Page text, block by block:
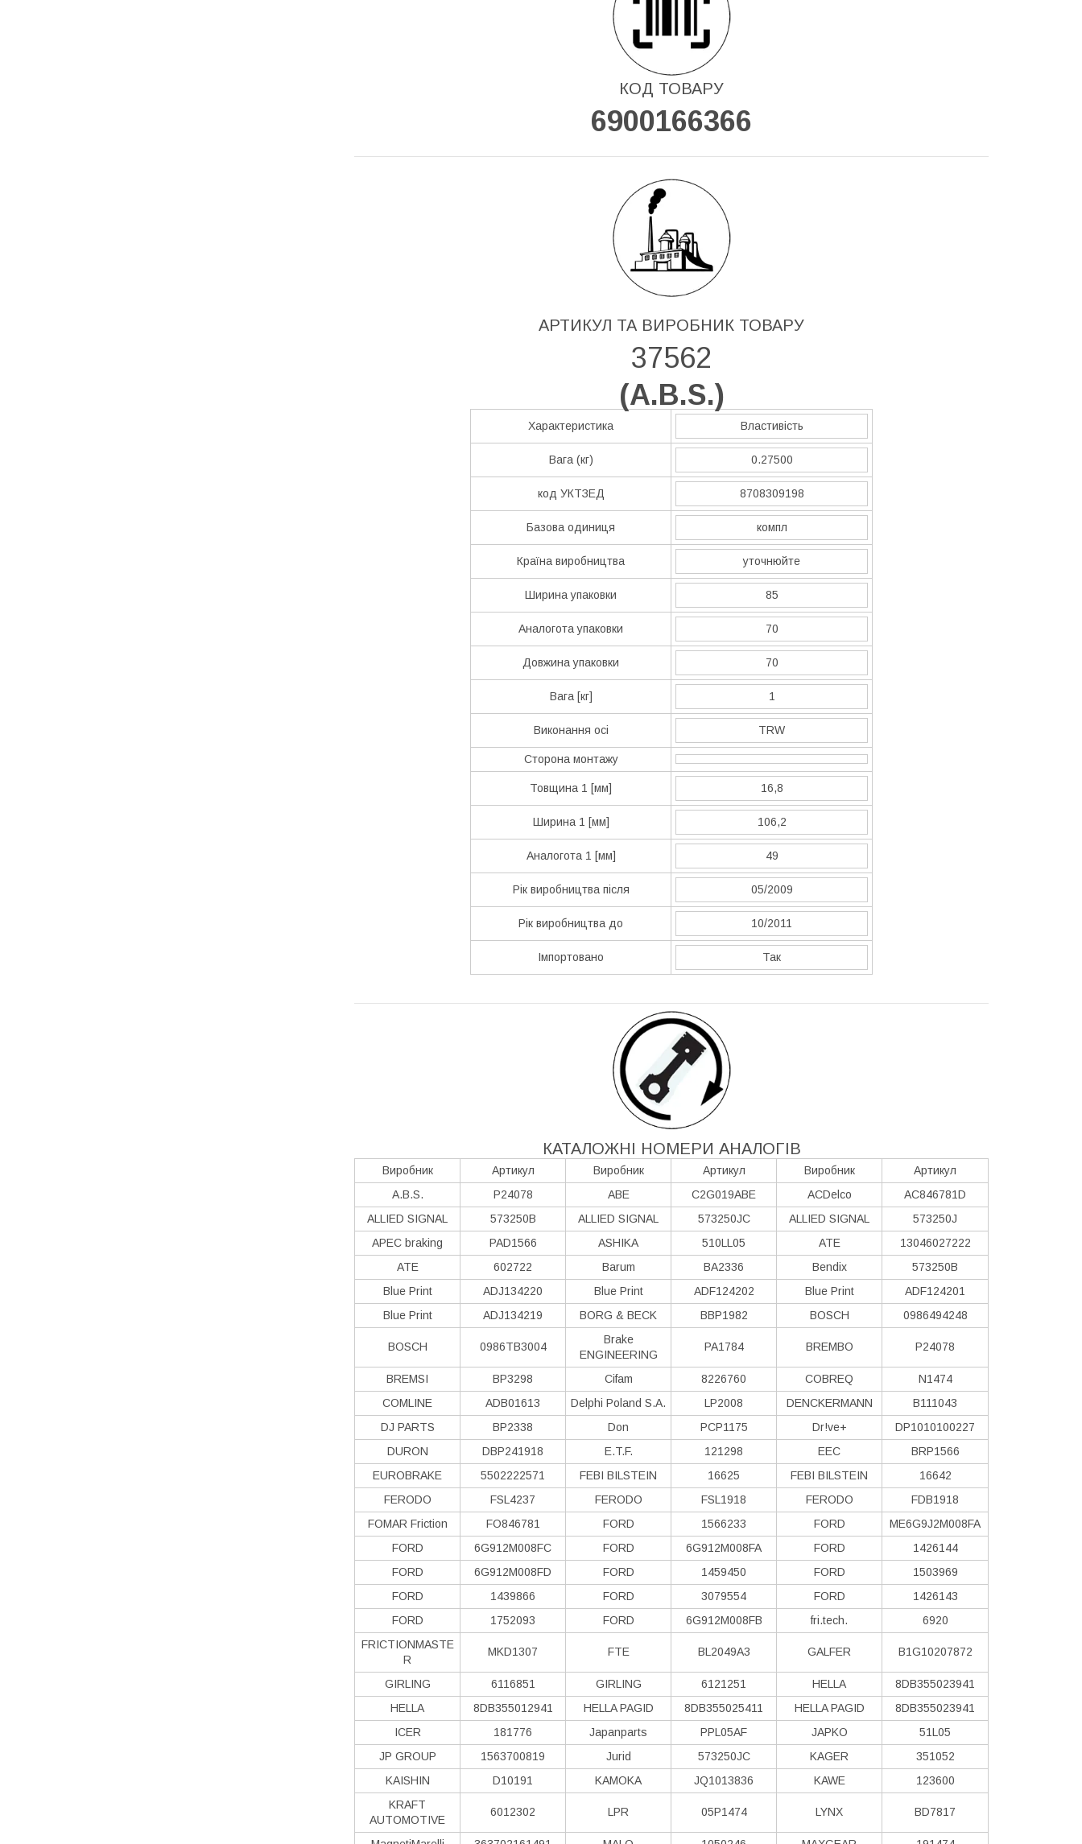
КОД ТОВАРУ
6900166366
АРТИКУЛ ТА ВИРОБНИК ТОВАРУ
37562
(A.B.S.)
Характеристика Властивість
Вага (кг) 0.27500
код УКТЗЕД 8708309198
Базова одиниця компл
Країна виробництва уточнюйте
Ширина упаковки 85
Аналогота упаковки 70
Довжина упаковки 70
Вага [кг] 1
Виконання осі TRW
Сторона монтажу
Товщина 1 [мм] 16,8
Ширина 1 [мм] 106,2
Аналогота 1 [мм] 49
Рік виробництва після 05/2009
Рік виробництва до 10/2011
Імпортовано Так
КАТАЛОЖНІ НОМЕРИ АНАЛОГІВ
Виробник Артикул Виробник Артикул Виробник
Артикул
A.B.S.
P24078 ABE C2G019ABE ACDelco
AC846781D
ALLIED SIGNAL
573250B ALLIED SIGNAL 573250JC ALLIED SIGNAL
573250J
APEC braking
PAD1566 ASHIKA 510LL05 ATE
13046027222
ATE
602722 Barum BA2336 Bendix
573250B
Blue Print
ADJ134220 Blue Print ADF124202 Blue Print
ADF124201
Blue Print
ADJ134219 BORG & BECK BBP1982 BOSCH 0986494248
BOSCH 0986TB3004
Brake
ENGINEERING
PA1784 BREMBO P24078
BREMSI BP3298 Cifam 8226760 COBREQ
N1474
COMLINE
ADB01613 Delphi Poland S.А. LP2008 DENCKERMANN
B111043
DJ PARTS
BP2338 Don PCP1175 Dr!ve+
DP1010100227
DURON
DBP241918 E.T.F. 121298 EEC
BRP1566
EUROBRAKE
5502222571 FEBI BILSTEIN 16625 FEBI BILSTEIN
16642
FERODO
FSL4237 FERODO FSL1918 FERODO
FDB1918
FOMAR Friction
FO846781 FORD 1566233 FORD
ME6G9J2M008FA
FORD
6G912M008FC FORD 6G912M008FA FORD
1426144
FORD
6G912M008FD FORD 1459450 FORD
1503969
FORD
1439866 FORD 3079554 FORD
1426143
FORD
1752093 FORD 6G912M008FB fri.tech.
6920
FRICTIONMASTE
R
MKD1307 FTE BL2049A3 GALFER B1G10207872
GIRLING 6116851 GIRLING 6121251 HELLA
8DB355023941
HELLA
8DB355012941 HELLA PAGID 8DB355025411 HELLA PAGID
8DB355023941
ICER
181776 Japanparts PPL05AF JAPKO
51L05
JP GROUP
1563700819 Jurid 573250JC KAGER
351052
KAISHIN
D10191 KAMOKA JQ1013836 KAWE
123600
KRAFT
AUTOMOTIVE
6012302 LPR 05P1474 LYNX BD7817